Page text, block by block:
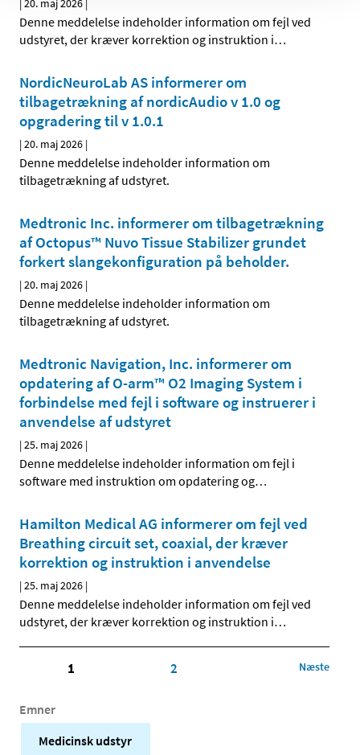
| 20. maj 2026 |
Denne meddelelse indeholder information om fejl ved
udstyret, der kræver korrektion og instruktion i…
NordicNeuroLab AS informerer om
tilbagetrækning af nordicAudio v 1.0 og
opgradering til v 1.0.1
|20. maj 2026 |
Denne meddelelse indeholder information om
tilbagetrækning af udstyret.
Medtronic Inc. informerer om tilbagetrækning
af Octopus™ Nuvo Tissue Stabilizer grundet
forkert slangekonfiguration på beholder.
|20. maj 2026 |
Denne meddelelse indeholder information om
tilbagetrækning af udstyret.
Medtronic Navigation, Inc. informerer om
opdatering af O-arm™ O2 Imaging System i
forbindelse med fejl i software og instruerer i
anvendelse af udstyret
|25. maj 2026 |
Denne meddelelse indeholder information om fejl i
software med instruktion om opdatering og…
Hamilton Medical AG informerer om fejl ved
Breathing circuit set, coaxial, der kræver
korrektion og instruktion i anvendelse
|25. maj 2026 |
Denne meddelelse indeholder information om fejl ved
udstyret, der kræver korrektion og instruktion i…
1 2 Næste
Emner
Medicinsk udstyr